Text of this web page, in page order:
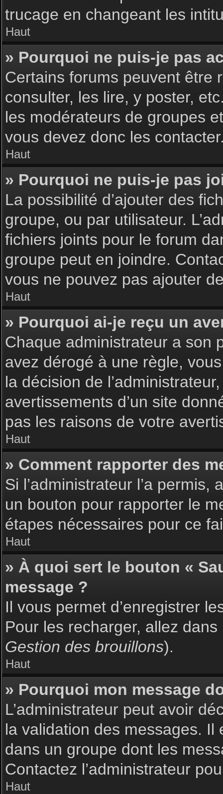
trucage en changeant les
Haut
» Pourquoi ne puis-je pas
Certains forums peuvent être
consulter, les lire, y poster,
les modérateurs de groupes
vous devez donc les
Haut
» Pourquoi ne puis-je pas
La possibilité d’ajouter des
groupe, ou par utilisateur.
fichiers joints pour le forum
groupe peut en joindre.
vous ne pouvez pas ajouter
Haut
» Pourquoi ai-je reçu un
Chaque administrateur a son
avez dérogé à une règle,
la décision de
avertissements d’un site
pas les raisons de votre
Haut
» Comment rapporter des
Si l’administrateur l’a
un bouton pour rapporter le
étapes nécessaires pour ce
Haut
» À quoi sert le bouton «
message ?
Il vous permet d’enregistrer
Pour les recharger, allez
Gestion des brouillons).
Haut
» Pourquoi mon message
L’administrateur peut avoir
la validation des messages. Il
dans un groupe dont les
Contactez l’administrateur
Haut